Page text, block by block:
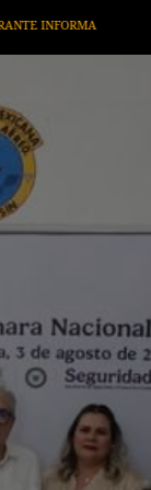
ARTÍCULOS